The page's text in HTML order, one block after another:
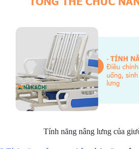
Tính năng nâng lưng của